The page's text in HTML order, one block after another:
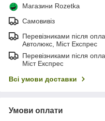
Магазини Rozetka
Самовивіз
Перевізниками після
Автолюкс, Міст Експрес
Перевізниками після
Міст Експрес
Всі умови доставки
Умови оплати